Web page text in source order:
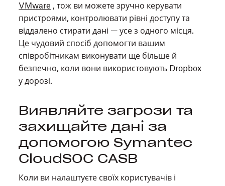
VMware , тож ви можете зручно керувати
пристроями, контролювати рівні доступу та
віддалено стирати дані — усе з одного місця.
Це чудовий спосіб допомогти вашим
співробітникам виконувати ще більше й
безпечно, коли вони використовують Dropbox
у дорозі.
Виявляйте загрози та
захищайте дані за
допомогою Symantec
CloudSOC CASB
Коли ви налаштуєте своїх користувачів і